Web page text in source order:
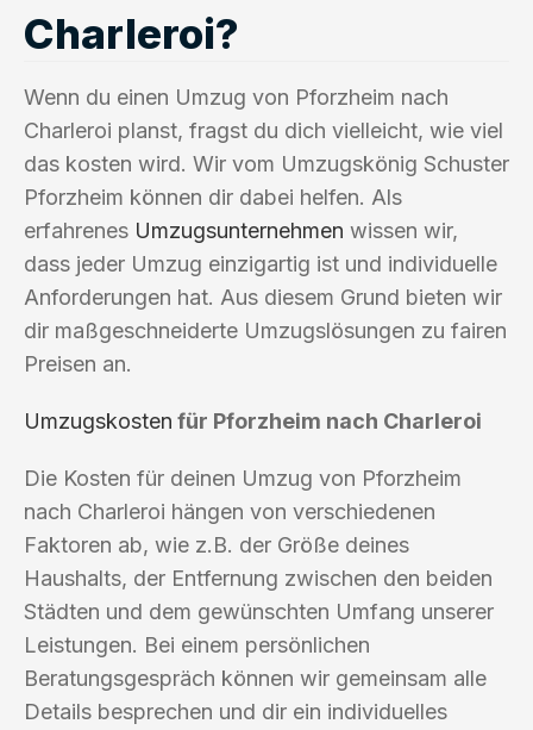
Charleroi?
Wenn du einen Umzug von Pforzheim nach
Charleroi planst, fragst du dich vielleicht, wie viel
das kosten wird. Wir vom Umzugskönig Schuster
Pforzheim können dir dabei helfen. Als
erfahrenes Umzugsunternehmen wissen wir,
dass jeder Umzug einzigartig ist und individuelle
Anforderungen hat. Aus diesem Grund bieten wir
dir maßgeschneiderte Umzugslösungen zu fairen
Preisen an.
Umzugskosten für Pforzheim nach Charleroi
Die Kosten für deinen Umzug von Pforzheim
nach Charleroi hängen von verschiedenen
Faktoren ab, wie z.B. der Größe deines
Haushalts, der Entfernung zwischen den beiden
Städten und dem gewünschten Umfang unserer
Leistungen. Bei einem persönlichen
Beratungsgespräch können wir gemeinsam alle
Details besprechen und dir ein individuelles